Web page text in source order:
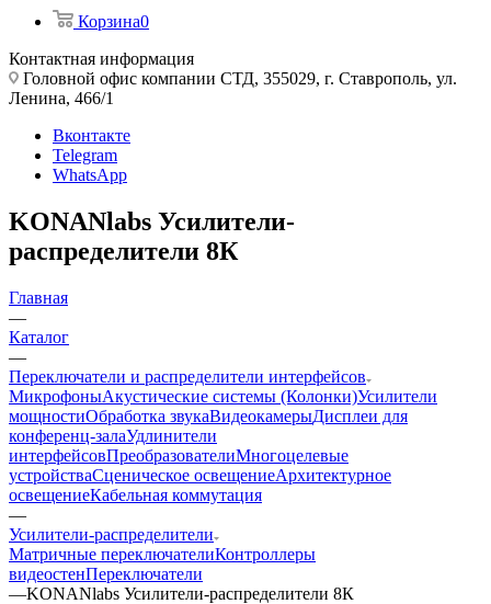
Корзина0
Контактная информация
Головной офис компании СТД, 355029, г. Ставрополь, ул.
Ленина, 466/1
Вконтакте
Telegram
WhatsApp
KONANlabs Усилители-
распределители 8К
Главная
—
Каталог
—
Переключатели и распределители интерфейсов
МикрофоныАкустические системы (Колонки)Усилители
мощностиОбработка звукаВидеокамерыДисплеи для
конференц-залаУдлинители
интерфейсовПреобразователиМногоцелевые
устройстваСценическое освещениеАрхитектурное
освещениеКабельная коммутация
—
Усилители-распределители
Матричные переключателиКонтроллеры
видеостенПереключатели
—KONANlabs Усилители-распределители 8К